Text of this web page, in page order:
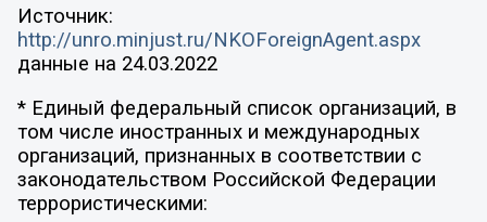
Источник:
http://unro.minjust.ru/NKOForeignAgent.aspx
данные на 24.03.2022
* Единый федеральный список организаций, в
том числе иностранных и международных
организаций, признанных в соответствии с
законодательством Российской Федерации
террористическими: